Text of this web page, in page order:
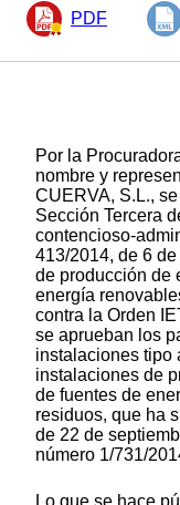
PDF
Por la
nombre y
CUERVA, S.L.,
Sección Tercera
contencioso-
413/2014, de 6
de producción de
energía
contra la Orden
se aprueban los
instalaciones tipo
instalaciones de
de fuentes de
residuos, que ha
de 22 de
número 1/731/
Lo que se hace